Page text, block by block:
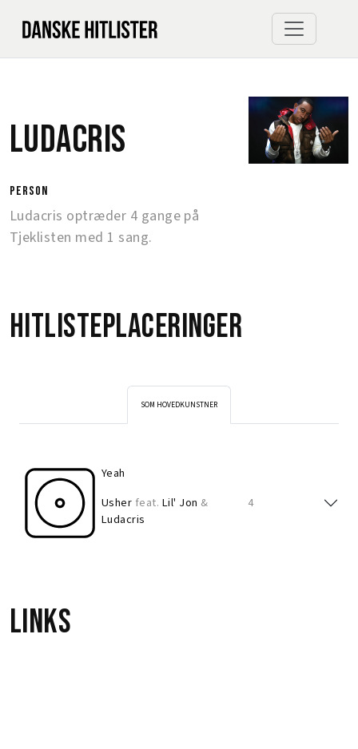
Ludacris
person
Ludacris optræder 4 gange på
Tjeklisten med 1 sang.
Hitlisteplaceringer
SOM HOVEDKUNSTNER
Yeah
Usherfeat. Lil' Jon &
Ludacris
4
Links